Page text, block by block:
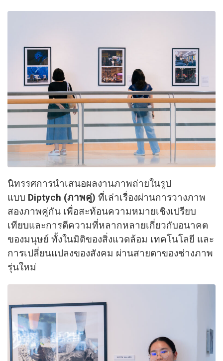
นิทรรศการนำเสนอผลงานภาพถ่ายในรูป
แบบ Diptych (ภาพคู่) ที่เล่าเรื่องผ่านการวางภาพ
สองภาพคู่กัน เพื่อสะท้อนความหมายเชิงเปรียบ
เทียบและการตีความที่หลากหลายเกี่ยวกับอนาคต
ของมนุษย์ ทั้งในมิติของสิ่งแวดล้อม เทคโนโลยี และ
การเปลี่ยนแปลงของสังคม ผ่านสายตาของช่างภาพ
รุ่นใหม่